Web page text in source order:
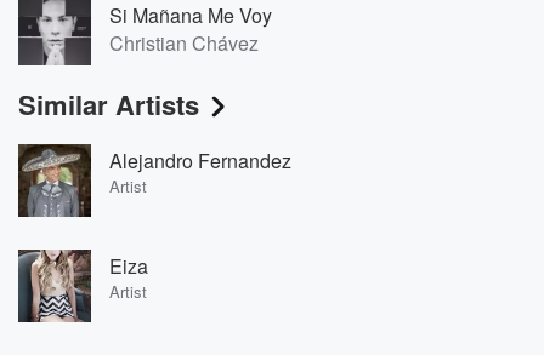
Si Mañana Me Voy
Christian Chávez
Similar Artists
Alejandro Fernandez
Artist
Eiza
Artist